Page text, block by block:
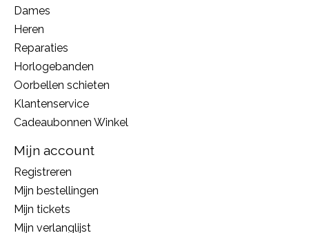
Dames
Heren
Reparaties
Horlogebanden
Oorbellen schieten
Klantenservice
Cadeaubonnen Winkel
Mijn account
Registreren
Mijn bestellingen
Mijn tickets
Mijn verlanglijst